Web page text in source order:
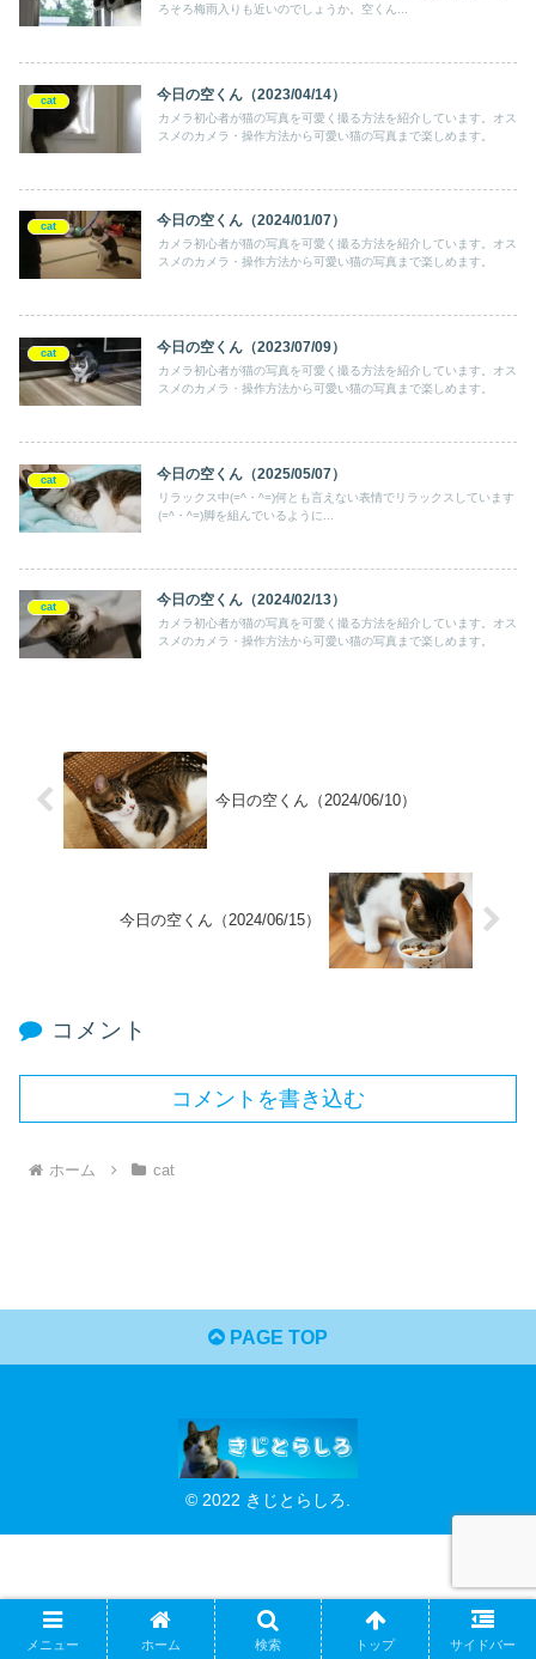
ろそろ梅雨入りも近いのでしょうか。空くん...
cat 今日の空くん（2023/04/14）
カメラ初心者が猫の写真を可愛く撮る方法を紹介しています。オス
スメのカメラ・操作方法から可愛い猫の写真まで楽しめます。
cat 今日の空くん（2024/01/07）
カメラ初心者が猫の写真を可愛く撮る方法を紹介しています。オス
スメのカメラ・操作方法から可愛い猫の写真まで楽しめます。
cat 今日の空くん（2023/07/09）
カメラ初心者が猫の写真を可愛く撮る方法を紹介しています。オス
スメのカメラ・操作方法から可愛い猫の写真まで楽しめます。
cat 今日の空くん（2025/05/07）
リラックス中(=^・^=)何とも言えない表情でリラックスしています
(=^・^=)脚を組んでいるように...
cat 今日の空くん（2024/02/13）
カメラ初心者が猫の写真を可愛く撮る方法を紹介しています。オス
スメのカメラ・操作方法から可愛い猫の写真まで楽しめます。
今日の空くん（2024/06/10）
今日の空くん（2024/06/15）
コメント
コメントを書き込む
ホーム cat
PAGE TOP
© 2022 きじとらしろ.
メニュー ホーム 検索 トップ サイドバー